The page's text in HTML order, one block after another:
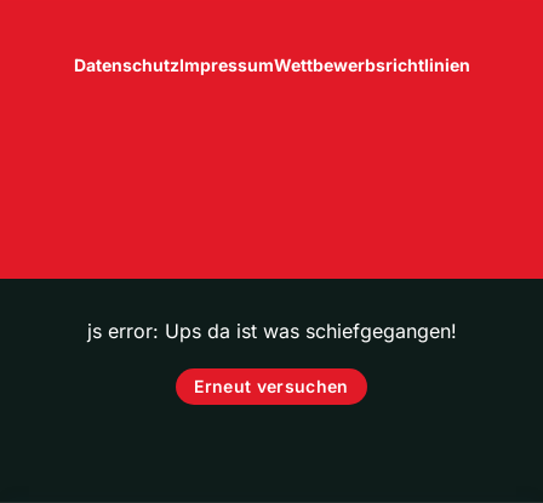
DatenschutzImpressumWettbewerbsrichtlinien
js error: Ups da ist was schiefgegangen!
Erneut versuchen